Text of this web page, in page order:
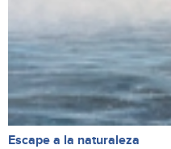
Escape a la naturaleza